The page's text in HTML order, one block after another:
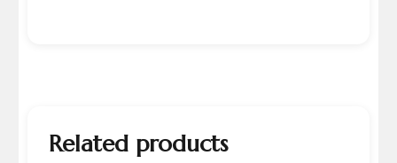
Related products